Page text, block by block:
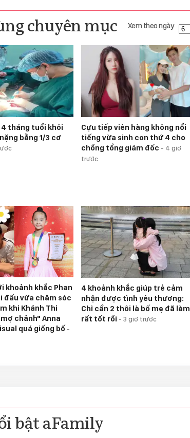
chuyên mục Xem theo ngày
4 tháng tuổi khỏi
bằng 1/3 cơ
Cựu tiếp viên hàng không nổi
tiếng vừa sinh con thứ 4 cho
chồng tổng giám đốc - 4 giờ
trước
khoảnh khắc Phan
đấu vừa chăm sóc
khi Khánh Thi
chảnh" Anna
quá giống bố -
4 khoảnh khắc giúp trẻ cảm
nhận được tình yêu thương:
Chỉ cần 2 thôi là bố mẹ đã làm
rất tốt rồi - 3 giờ trước
bật aFamily